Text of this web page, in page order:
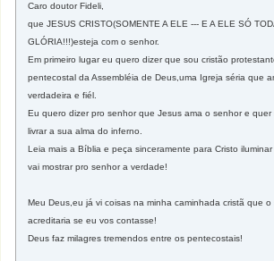
Caro doutor Fideli,
que JESUS CRISTO(SOMENTE A ELE --- E A ELE SÓ
GLÓRIA!!!)esteja com o senhor.
Em primeiro lugar eu quero dizer que sou cristão
pentecostal da Assembléia de Deus,uma Igreja séria que
verdadeira e fiél.
Eu quero dizer pro senhor que Jesus ama o senhor e quer
livrar a sua alma do inferno.
Leia mais a Bíblia e peça sinceramente para Cristo
vai mostrar pro senhor a verdade!
Meu Deus,eu já vi coisas na minha caminhada cristã que o
acreditaria se eu vos contasse!
Deus faz milagres tremendos entre os pentecostais!